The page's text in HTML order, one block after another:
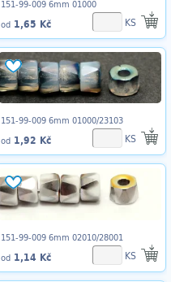
151-99-009 6mm 01000
od 1,65 Kč KS
151-99-009 6mm 01000/23103
od 1,92 Kč KS
151-99-009 6mm 02010/28001
od 1,14 Kč KS